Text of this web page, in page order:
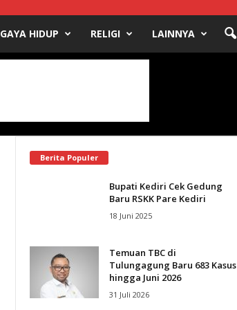
GAYA HIDUP RELIGI LAINNYA
Berita Populer
Bupati Kediri Cek Gedung
Baru RSKK Pare Kediri
18 Juni 2025
Temuan TBC di
Tulungagung Baru 683 Kasus
hingga Juni 2026
31 Juli 2026